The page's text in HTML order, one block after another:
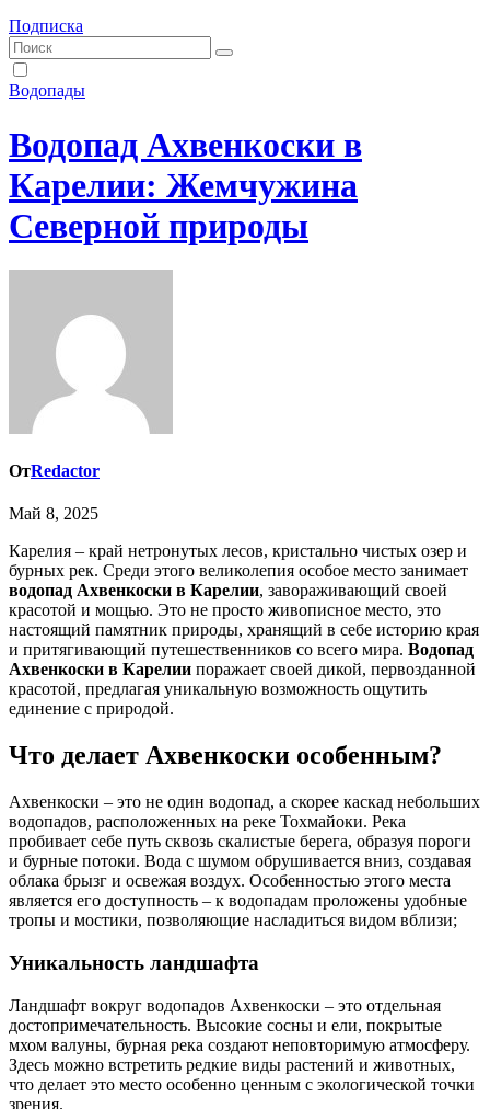
Подписка
Водопады
Водопад Ахвенкоски в
Карелии: Жемчужина
Северной природы
ОтRedactor
Май 8, 2025
Карелия – край нетронутых лесов, кристально чистых озер и
бурных рек. Среди этого великолепия особое место занимает
водопад Ахвенкоски в Карелии, завораживающий своей
красотой и мощью. Это не просто живописное место, это
настоящий памятник природы, хранящий в себе историю края
и притягивающий путешественников со всего мира. Водопад
Ахвенкоски в Карелии поражает своей дикой, первозданной
красотой, предлагая уникальную возможность ощутить
единение с природой.
Что делает Ахвенкоски особенным?
Ахвенкоски – это не один водопад, а скорее каскад небольших
водопадов, расположенных на реке Тохмайоки. Река
пробивает себе путь сквозь скалистые берега, образуя пороги
и бурные потоки. Вода с шумом обрушивается вниз, создавая
облака брызг и освежая воздух. Особенностью этого места
является его доступность – к водопадам проложены удобные
тропы и мостики, позволяющие насладиться видом вблизи;
Уникальность ландшафта
Ландшафт вокруг водопадов Ахвенкоски – это отдельная
достопримечательность. Высокие сосны и ели, покрытые
мхом валуны, бурная река создают неповторимую атмосферу.
Здесь можно встретить редкие виды растений и животных,
что делает это место особенно ценным с экологической точки
зрения.